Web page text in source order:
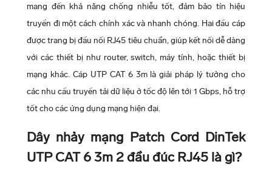
mang đến khả năng chống nhiễu tốt, đảm bảo tín hiệu
truyền đi một cách chính xác và nhanh chóng. Hai đầu cáp
được trang bị đầu nối RJ45 tiêu chuẩn, giúp kết nối dễ dàng
với các thiết bị như router, switch, máy tính, hoặc thiết bị
mạng khác. Cáp UTP CAT 6 3m là giải pháp lý tưởng cho
các nhu cầu truyền tải dữ liệu ở tốc độ lên tới 1 Gbps, hỗ trợ
tốt cho các ứng dụng mạng hiện đại.
Dây nhảy mạng Patch Cord DinTek
UTP CAT 6 3m 2 đầu đúc RJ45 là gì?